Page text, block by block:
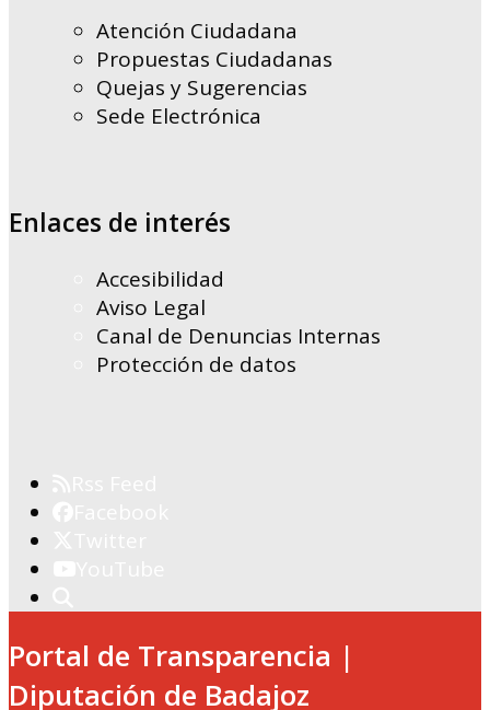
Atención Ciudadana
Propuestas Ciudadanas
Quejas y Sugerencias
Sede Electrónica
Enlaces de interés
Accesibilidad
Aviso Legal
Canal de Denuncias Internas
Protección de datos
Portal de Transparencia |
Diputación de Badajoz